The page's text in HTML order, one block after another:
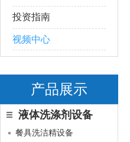
投资指南
视频中心
产品展示
液体洗涤剂设备
餐具洗洁精设备